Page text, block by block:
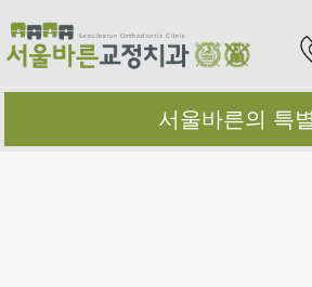
서울바른의 특